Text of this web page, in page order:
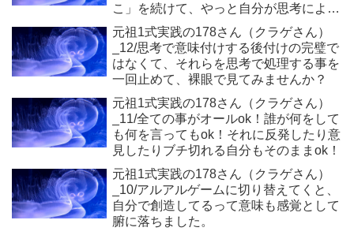
こ」を続けて、やっと自分が思考により
演じてたことに気付けたんです。
元祖1式実践の178さん（クラゲさん）
_12/思考で意味付けする後付けの完璧で
はなくて、それらを思考で処理する事を
一回止めて、裸眼で見てみませんか？
元祖1式実践の178さん（クラゲさん）
_11/全ての事がオールok！誰が何をして
も何を言ってもok！それに反発したり意
見したりブチ切れる自分もそのままok！
元祖1式実践の178さん（クラゲさん）
_10/アルアルゲームに切り替えてくと、
自分で創造してるって意味も感覚として
腑に落ちました。